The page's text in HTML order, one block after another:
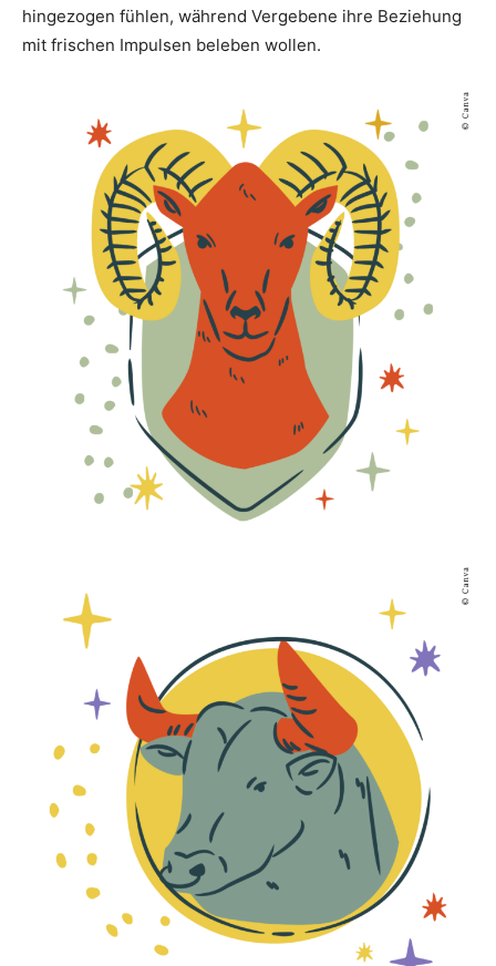
hingezogen fühlen, während Vergebene ihre Beziehung
mit frischen Impulsen beleben wollen.